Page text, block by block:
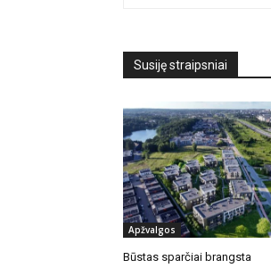
Susiję straipsniai
Apžvalgos
Būstas sparčiai brangsta